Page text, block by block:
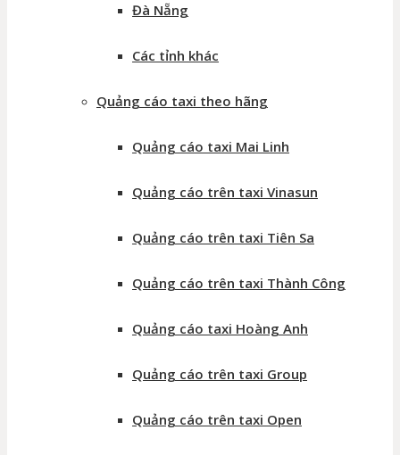
Đà Nẵng
Các tỉnh khác
Quảng cáo taxi theo hãng
Quảng cáo taxi Mai Linh
Quảng cáo trên taxi Vinasun
Quảng cáo trên taxi Tiên Sa
Quảng cáo trên taxi Thành Công
Quảng cáo taxi Hoàng Anh
Quảng cáo trên taxi Group
Quảng cáo trên taxi Open